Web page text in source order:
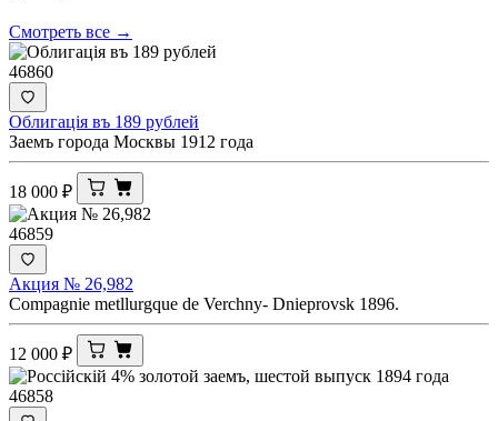
Смотреть все →
46860
Облигацiя въ 189 рублей
Заемъ города Москвы 1912 года
18 000 ₽
46859
Акция № 26,982
Compagnie metllurgque de Verchny- Dnieprovsk 1896.
12 000 ₽
46858